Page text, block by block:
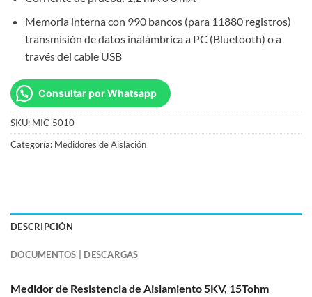
Memoria interna con 990 bancos (para 11880 registros)
transmisión de datos inalámbrica a PC (Bluetooth) o a
través del cable USB
Consultar por Whatsapp
SKU: MIC-5010
Categoría: Medidores de Aislación
DESCRIPCIÓN
DOCUMENTOS | DESCARGAS
Medidor de Resistencia de Aislamiento 5KV, 15Tohm